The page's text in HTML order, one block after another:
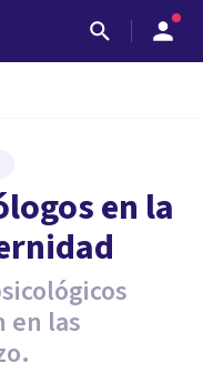
en la
en las